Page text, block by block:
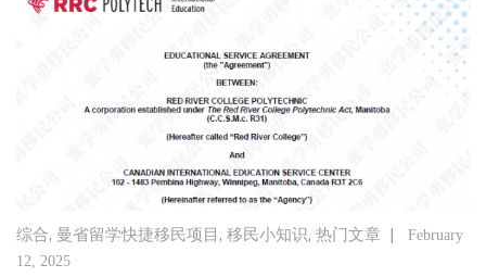
综合, 曼省留学快捷移民项目 , 移民小知识, 热门文章 |
February
12, 2025